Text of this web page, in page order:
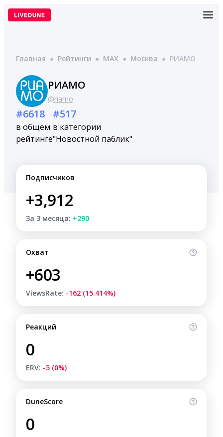
Перейти
Главная ● Рейтинги ● MAX ● Москва ● РИАМО
РИАМО
@riamo
#6618
в общем
рейтинге
#517
в категории
"Новостной паблик"
Подписчиков
+3,912
За 3 месяца: +290
Охват
+603
ViewsRate: -162 (15.414%)
Реакций
0
ERV: -5 (0%)
DuneScore
0